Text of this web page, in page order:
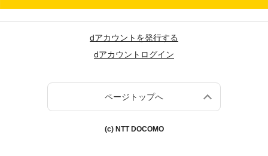
dアカウントを発行する
dアカウントログイン
ページトップへ
(c) NTT DOCOMO